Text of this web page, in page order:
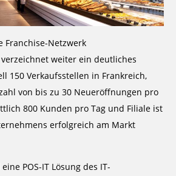
Franchise-Netzwerk
verzeichnet weiter ein deutliches
150 Verkaufsstellen in Frankreich,
von bis zu 30 Neueröffnungen pro
800 Kunden pro Tag und Filiale ist
erfolgreich am Markt
POS-IT Lösung des IT-